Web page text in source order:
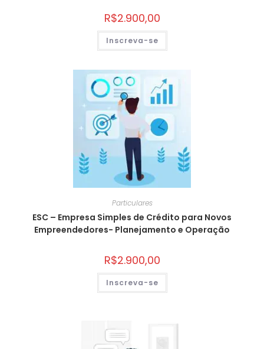
R$2.900,00
Inscreva-se
Particulares
ESC – Empresa Simples de Crédito para Novos
Empreendedores- Planejamento e Operação
R$2.900,00
Inscreva-se